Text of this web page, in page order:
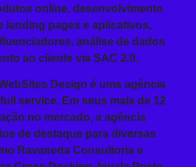
online, desenvolvimento
landing pages e aplicativos,
análise de dados
ao cliente via SAC 2.0.
Design é uma agência
service. Em seus mais de 12
no mercado, a agência
de destaque para diversas
Ravaneda Consultoria e